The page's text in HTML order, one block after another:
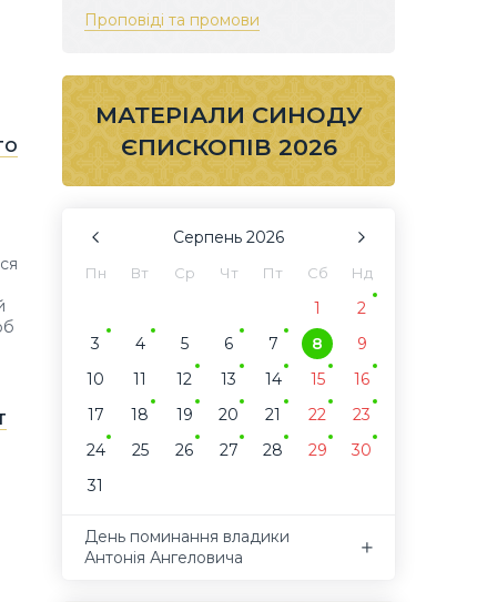
Проповіді та промови
МАТЕРІАЛИ СИНОДУ
ЄПИСКОПІВ 2026
Серпень 2026
Пн Вт Ср Чт Пт Сб Нд
1
2
3
4 5 6 7 8
9
10
11 12 13 14 15
16
17
18 19 20 21 22
23
24
25 26 27 28 29
30
31
День поминання владики
Антонія Ангеловича